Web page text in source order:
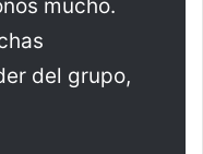
mucho.
del grupo,